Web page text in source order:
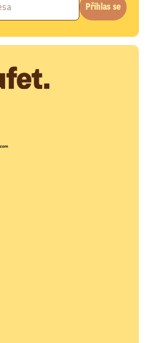
Přihlas se